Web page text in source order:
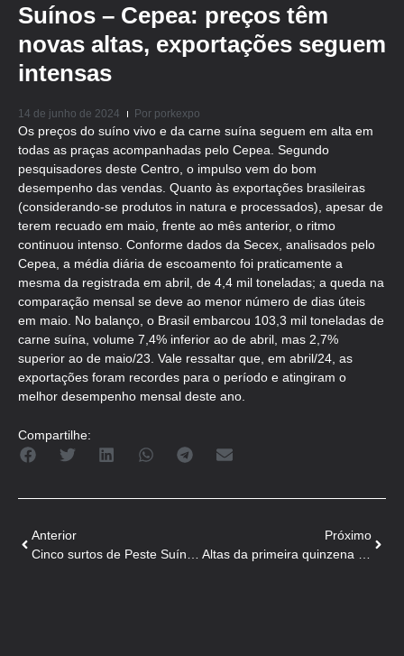
Suínos – Cepea: preços têm
novas altas, exportações seguem
intensas
14 de junho de 2024 Por porkexpo
Os preços do suíno vivo e da carne suína seguem em alta em
todas as praças acompanhadas pelo Cepea. Segundo
pesquisadores deste Centro, o impulso vem do bom
desempenho das vendas. Quanto às exportações brasileiras
(considerando-se produtos in natura e processados), apesar de
terem recuado em maio, frente ao mês anterior, o ritmo
continuou intenso. Conforme dados da Secex, analisados pelo
Cepea, a média diária de escoamento foi praticamente a
mesma da registrada em abril, de 4,4 mil toneladas; a queda na
comparação mensal se deve ao menor número de dias úteis
em maio. No balanço, o Brasil embarcou 103,3 mil toneladas de
carne suína, volume 7,4% inferior ao de abril, mas 2,7%
superior ao de maio/23. Vale ressaltar que, em abril/24, as
exportações foram recordes para o período e atingiram o
melhor desempenho mensal deste ano.
Compartilhe:
Anterior
Próximo